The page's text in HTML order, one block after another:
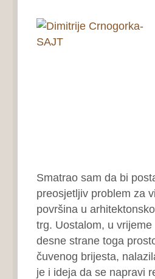
Smatrao sam da bi
preosjetljiv problem za
površina u
trg. Uostalom, u vrijeme
desne strane toga
čuvenog brijesta,
je i ideja da se napravi